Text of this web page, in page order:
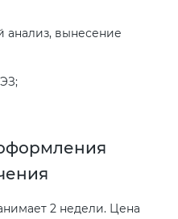
анализ, вынесение
2 недели. Цена